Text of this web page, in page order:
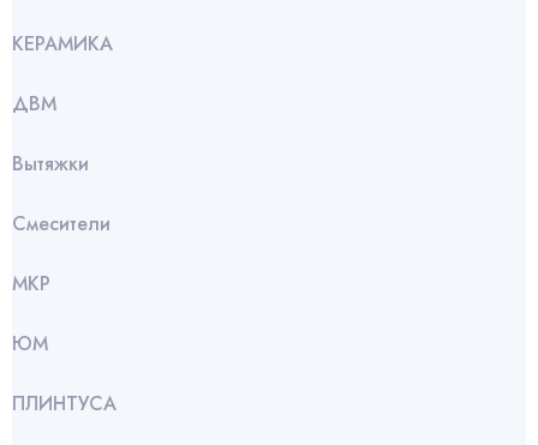
КЕРАМИКА
ДВМ
Вытяжки
Смесители
МКР
ЮМ
ПЛИНТУСА